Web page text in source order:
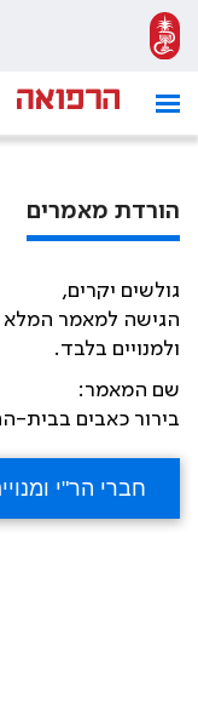
הורדת מאמרים
גולשים יקרים,
הגישה למאמר המלא
ולמנויים בלבד.
שם המאמר:
בירור כאבים בבית-